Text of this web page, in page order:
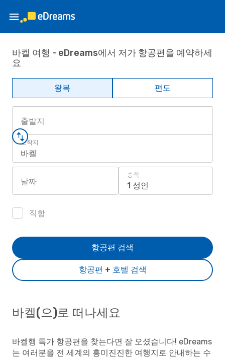
바켈 여행 - eDreams에서 저가 항공편을 예약하세
요
왕복 편도
출발지
도착지
바켈
날짜
승객
1 성인
직항
항공편 + 호텔 검색
항공편 검색
바켈(으)로 떠나세요
바켈행 특가 항공편을 찾는다면 잘 오셨습니다! eDreams
는 여러분을 전 세계의 흥미진진한 여행지로 안내하는 수